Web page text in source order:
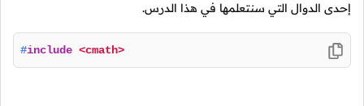
إحدى الدوال التي سنتعلمها في هذا الدرس.
#include <cmath>